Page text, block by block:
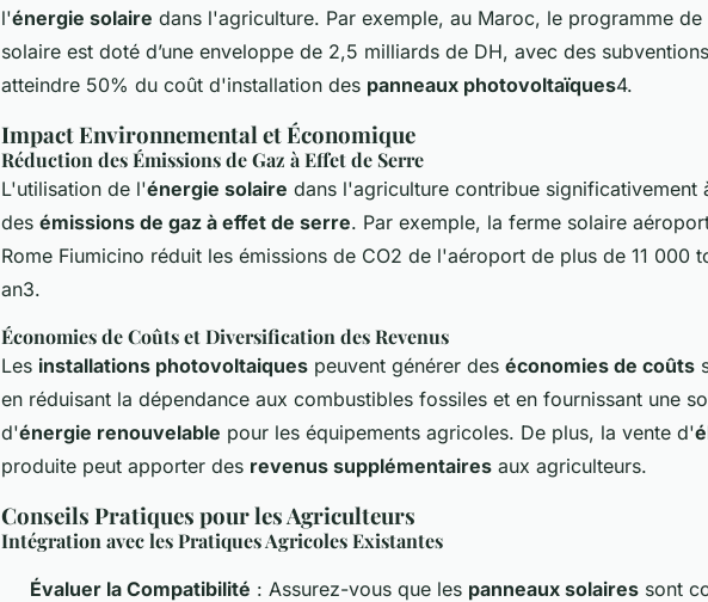
l'énergie solaire dans l'agriculture. Par exemple, au Maroc, le programme
solaire est doté d’une enveloppe de 2,5 milliards de DH, avec des
atteindre 50% du coût d'installation des panneaux photovoltaïques4.
Impact Environnemental et Économique
Réduction des Émissions de Gaz à Effet de Serre
L'utilisation de l'énergie solaire dans l'agriculture contribue significativement
des émissions de gaz à effet de serre. Par exemple, la ferme solaire
Rome Fiumicino réduit les émissions de CO2 de l'aéroport de plus de 11 000
an3.
Économies de Coûts et Diversification des Revenus
Les installations photovoltaiques peuvent générer des économies de coûts
en réduisant la dépendance aux combustibles fossiles et en fournissant une
d'énergie renouvelable pour les équipements agricoles. De plus, la vente d'
produite peut apporter des revenus supplémentaires aux agriculteurs.
Conseils Pratiques pour les Agriculteurs
Intégration avec les Pratiques Agricoles Existantes
Évaluer la Compatibilité : Assurez-vous que les panneaux solaires sont